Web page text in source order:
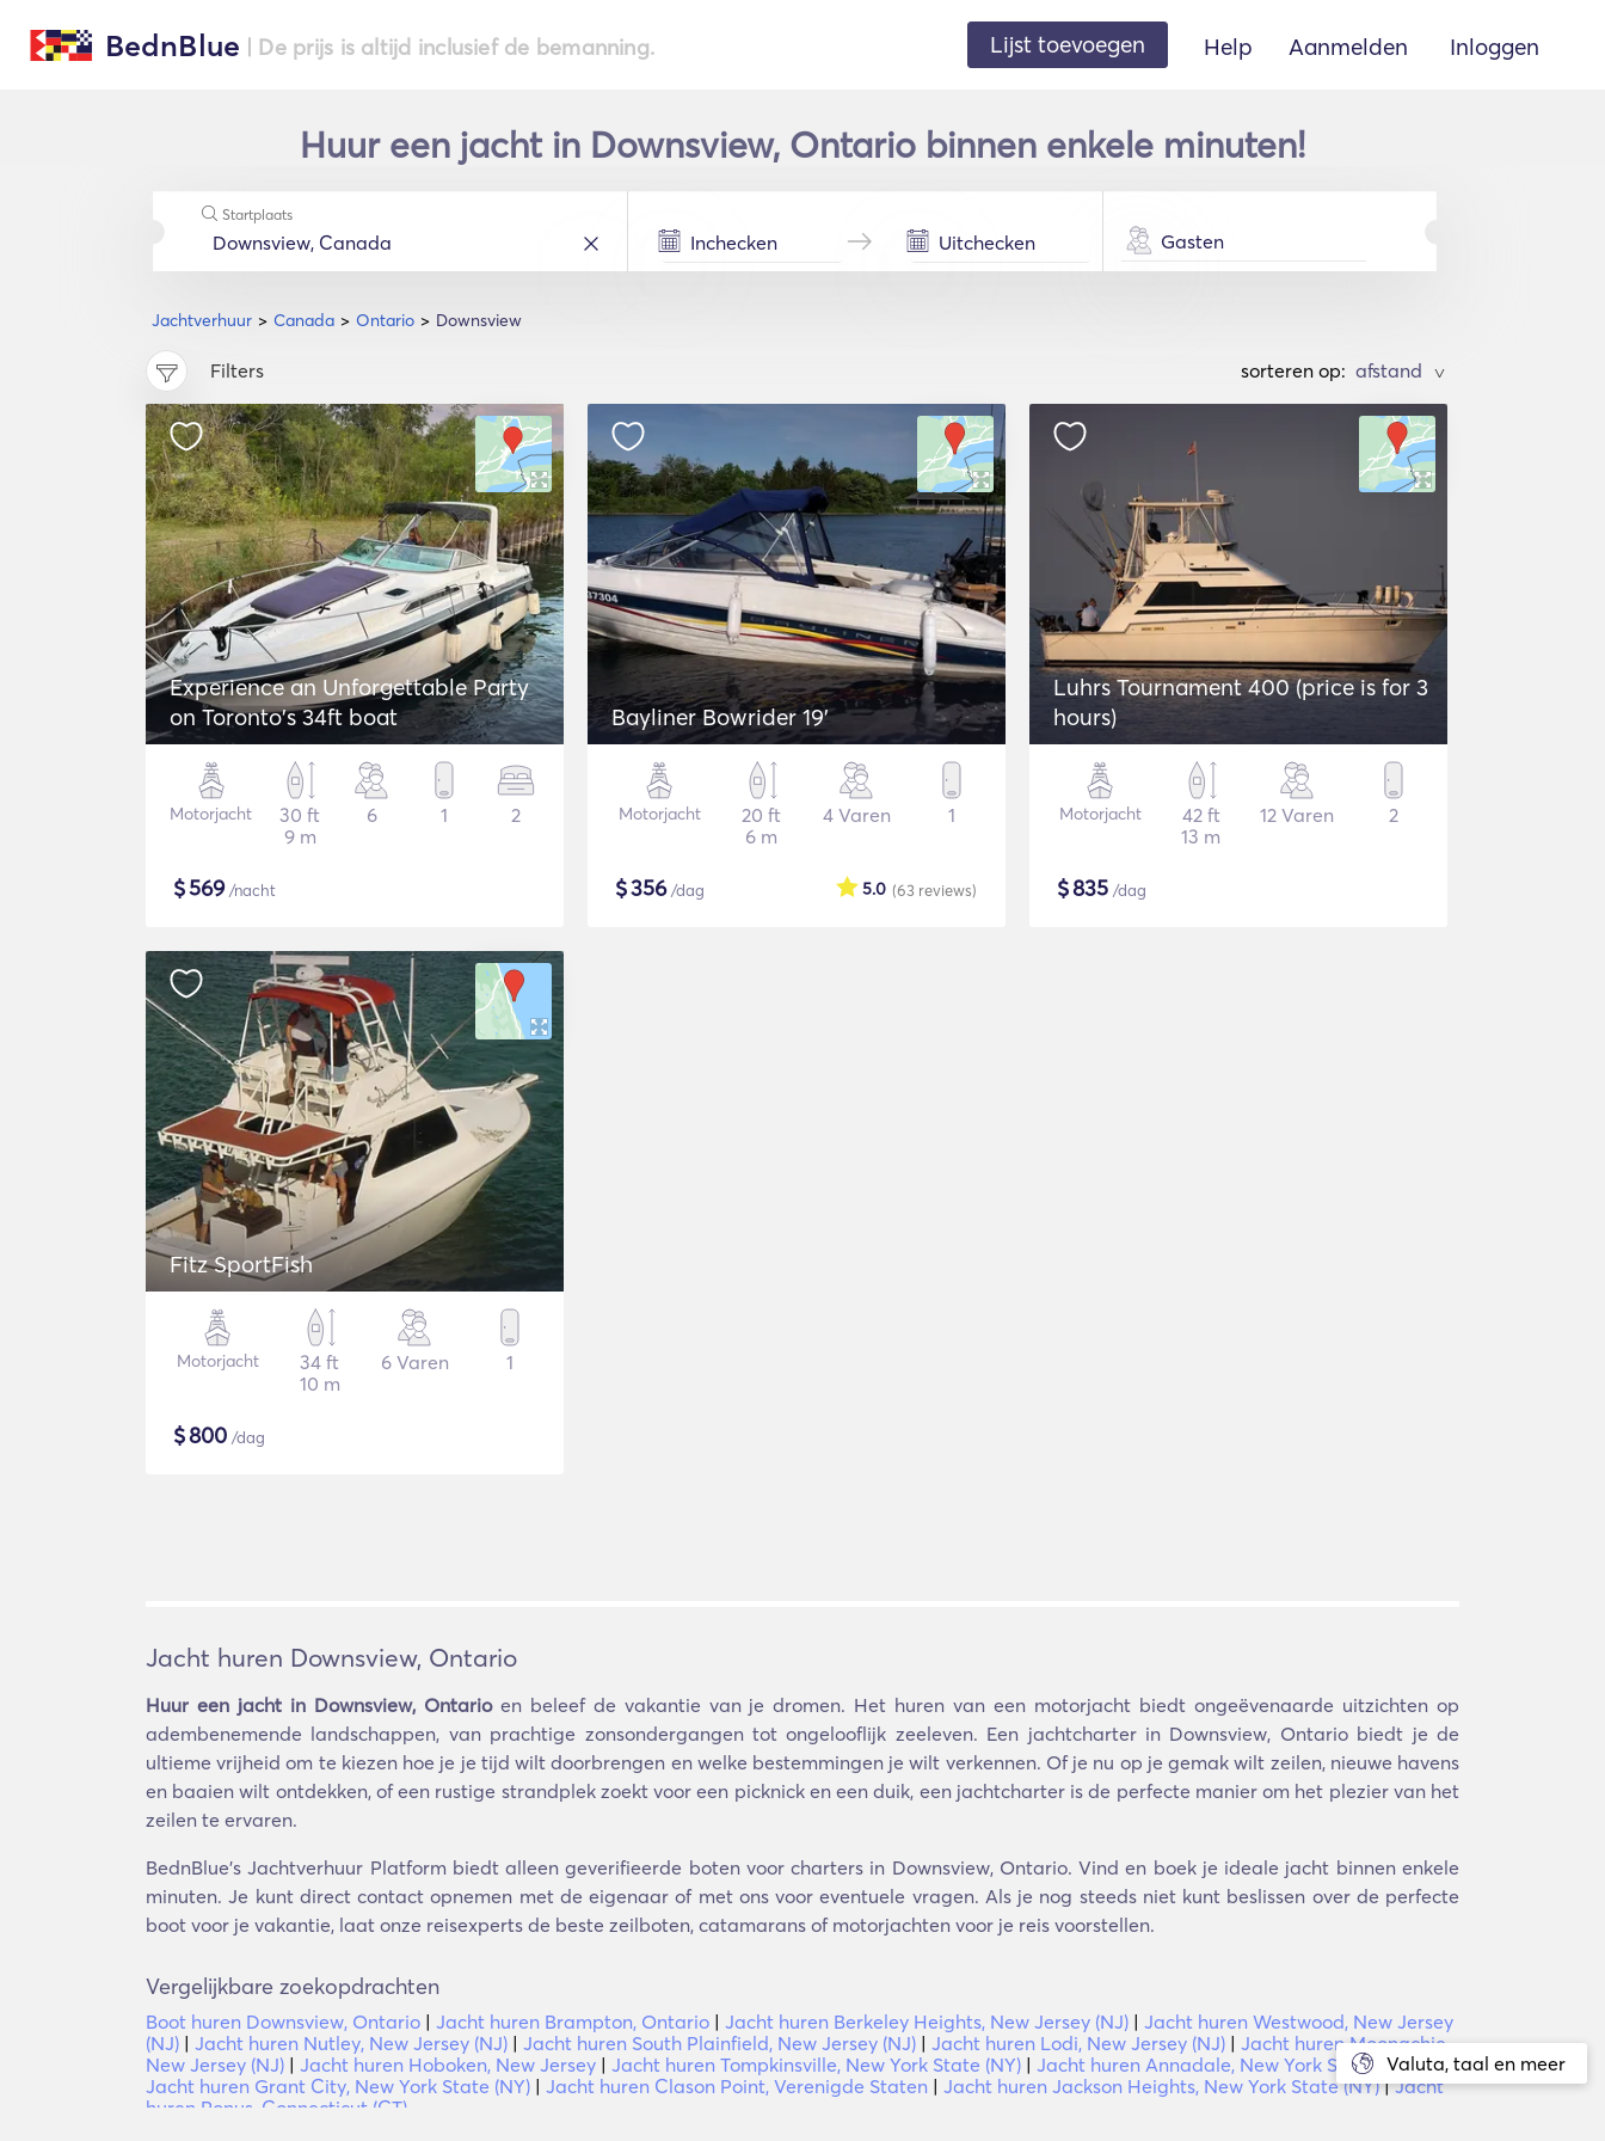
BednBlue | De prijs is altijd inclusief de bemanning. Lijst toevoegen Help Aanmelden Inloggen
Huur een jacht in Downsview, Ontario binnen enkele minuten!
Jachtverhuur Canada Ontario Downsview
Startplaats
Gasten
Filters sorteren op: >
Experience an Unforgettable Party
on Toronto's 34ft boat
Motorjacht
30 ft
9 m
6 1 2
$569/nacht
Bayliner Bowrider 19’
Motorjacht
20 ft
6 m
4 Varen 1
$356/dag (63 reviews)
5.0
Luhrs Tournament 400 (price is for 3
hours)
Motorjacht
42 ft
13 m
12 Varen 2
$835 /dag
Fitz SportFish
Motorjacht
34 ft
10 m
6 Varen 1
$800 /dag
Valuta, taal en meer
Jacht huren Downsview, Ontario
Huur een jacht in Downsview, Ontarioen beleef de vakantie van je dromen. Het huren van een motorjacht biedt ongeëvenaarde uitzichten op
adembenemende landschappen, van prachtige zonsondergangen tot ongelooflijk zeeleven. Een jachtcharter in Downsview, Ontario biedt je de
ultieme vrijheid om te kiezen hoe je je tijd wilt doorbrengen en welke bestemmingen je wilt verkennen. Of je nu op je gemak wilt zeilen, nieuwe havens
en baaien wilt ontdekken, of een rustige strandplek zoekt voor een picknick en een duik, een jachtcharter is de perfecte manier om het plezier van het
zeilen te ervaren.
BednBlue's Jachtverhuur Platform biedt alleen geverifieerde boten voor charters in Downsview, Ontario. Vind en boek je ideale jacht binnen enkele
minuten. Je kunt direct contact opnemen met de eigenaar of met ons voor eventuele vragen. Als je nog steeds niet kunt beslissen over de perfecte
boot voor je vakantie, laat onze reisexperts de beste zeilboten, catamarans of motorjachten voor je reis voorstellen.
Vergelijkbare zoekopdrachten
Boot huren Downsview, Ontario | Jacht huren Brampton, Ontario | Jacht huren Berkeley Heights, New Jersey (NJ) | Jacht huren Westwood, New Jersey
(NJ) | Jacht huren Nutley, New Jersey (NJ) | Jacht huren South Plainfield, New Jersey (NJ) | Jacht huren Lodi, New Jersey (NJ) | Jacht huren Moonachie,
New Jersey (NJ) | Jacht huren Hoboken, New Jersey | Jacht huren Tompkinsville, New York State (NY) | Jacht huren Annadale, New York State (NY)|
Jacht huren Grant City, New York State (NY) | Jacht huren Clason Point, Verenigde Staten | Jacht huren Jackson Heights, New York State (NY)|Jacht
huren Ponus, Connecticut (CT)